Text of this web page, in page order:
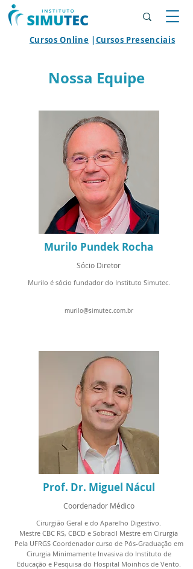
Cursos Online |Cursos Presenciais
Nossa Equipe
Murilo Pundek Rocha
Sócio Diretor
Murilo é sócio fundador do Instituto Simutec.
murilo@simutec.com.br
Prof. Dr. Miguel Nácul
Coordenador Médico
Cirurgião Geral e do Aparelho Digestivo.
Mestre CBC RS, CBCD e Sobracil Mestre em Cirurgia
Pela UFRGS Coordenador curso de Pós-Graduação em
Cirurgia Minimamente Invasiva do Instituto de
Educação e Pesquisa do Hospital Moinhos de Vento.